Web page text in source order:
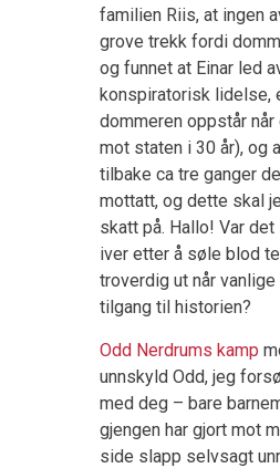
familien Riis, at ingen
grove trekk fordi
og funnet at Einar led
konspiratorisk lidelse,
dommeren oppstår
mot staten i 30 år), og
tilbake ca tre ganger
mottatt, og dette skal
skatt på. Hallo! Var
iver etter å søle blod
troverdig ut når
tilgang til historien?
Odd Nerdrums kamp
unnskyld Odd, jeg
med deg – bare
gjengen har gjort mot
side slapp selvsagt